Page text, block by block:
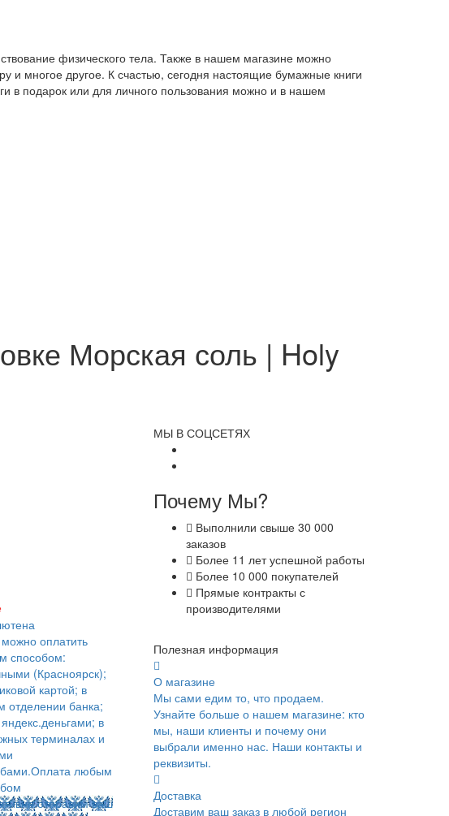
физического тела. Также в нашем магазине можно
и многое другое. К счастью, сегодня настоящие бумажные книги
в подарок или для личного пользования можно и в нашем
Морская соль | Holy
можно оплатить
способом:
(Красноярск);
картой; в
отделении банка;
в
терминалах и
Оплата любым
отправим ваш
МЫ В СОЦСЕТЯХ
Почему Мы?
Выполнили свыше 30 000
заказов
Более 11 лет успешной работы
Более 10 000 покупателей
Прямые контракты с
производителями
Полезная информация
О магазине
Мы сами едим то, что продаем.
Узнайте больше о нашем магазине: кто
мы, наши клиенты и почему они
выбрали именно нас. Наши контакты и
реквизиты.
Доставка
Доставим ваш заказ в любой регион